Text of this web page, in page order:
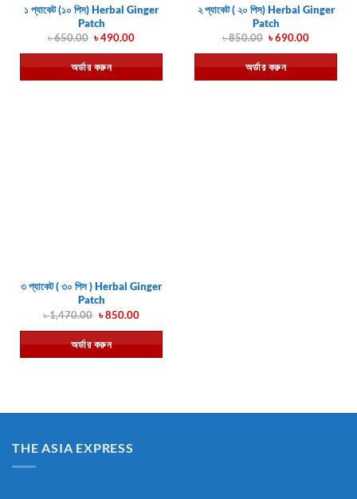
১ প্যাকেট (১০ পিস) Herbal Ginger
Patch
৳650.00 Original
was:
৳ 650.00.
৳490.00Current
is:
৳ 490.00.
অর্ডার করুন
২ প্যাকেট ( ২০ পিস) Herbal Ginger
Patch
৳850.00 Original
was:
৳ 850.00.
৳690.00Current
is:
৳ 690.00.
অর্ডার করুন
৩ প্যাকেট ( ৩০ পিস ) Herbal Ginger
Patch
৳1,470.00 Original
was:
৳ 1,470.00.
৳850.00Current
is:
৳ 850.00.
অর্ডার করুন
THE ASIA EXPRESS